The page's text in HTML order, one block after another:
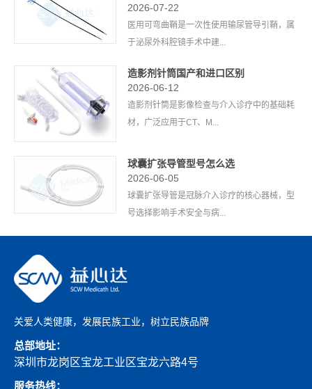
2026-07-22
医用可弯曲鞘是一次性使用输尿管导引鞘，属
于泌尿外科腔镜手术中建...
造影剂针筒国产和进口区别
2026-06-12
造影剂针筒是影像检查与介入诊疗中的基础耗
材，广泛应用于CT、M...
球囊扩张导管型号怎么选
2026-06-05
球囊扩张导管是冠脉介入诊疗的核心器械，型
号选择影响手术安全与病...
关爱人类健康，发展民族工业，树立民族品牌
总部地址：
深圳市龙岗区宝龙工业区宝龙六路4号
服务热线：